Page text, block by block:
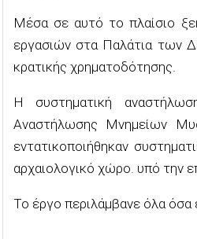
Μέσα σε αυτό το πλαίσιο
εργασιών στα Παλάτια των
κρατικής χρηματοδότησης.
Η συστηματική
Αναστήλωσης Μνημείων
εντατικοποιήθηκαν
αρχαιολογικό χώρο. υπό την
Το έργο περιλάμβανε όλα όσα